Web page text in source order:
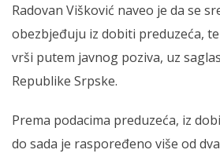
Radovan Višković naveo je da se
obezbjeđuju iz dobiti preduzeća,
vrši putem javnog poziva, uz
Republike Srpske.
Prema podacima preduzeća, iz
do sada je raspoređeno više od